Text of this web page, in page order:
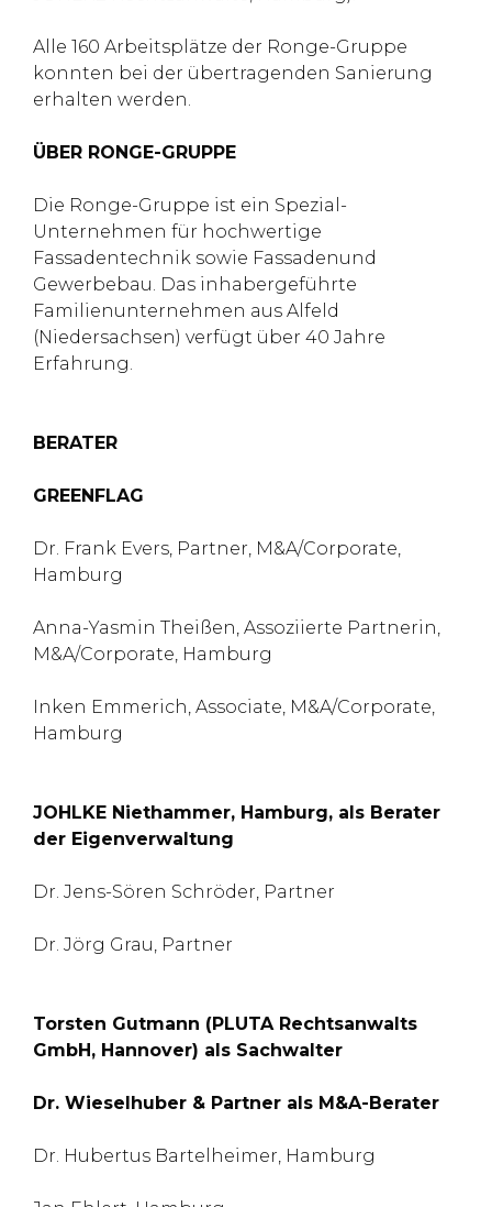
Alle 160 Arbeitsplätze der Ronge-Gruppe
konnten bei der übertragenden Sanierung
erhalten werden.
ÜBER RONGE-GRUPPE
Die Ronge-Gruppe ist ein Spezial-
Unternehmen für hochwertige
Fassadentechnik sowie Fassadenund
Gewerbebau. Das inhabergeführte
Familienunternehmen aus Alfeld
(Niedersachsen) verfügt über 40 Jahre
Erfahrung.
BERATER
GREENFLAG
Dr. Frank Evers, Partner, M&A/Corporate,
Hamburg
Anna-Yasmin Theißen, Assoziierte Partnerin,
M&A/Corporate, Hamburg
Inken Emmerich, Associate, M&A/Corporate,
Hamburg
JOHLKE Niethammer, Hamburg, als Berater
der Eigenverwaltung
Dr. Jens-Sören Schröder, Partner
Dr. Jörg Grau, Partner
Torsten Gutmann (PLUTA Rechtsanwalts
GmbH, Hannover) als Sachwalter
Dr. Wieselhuber & Partner als M&A-Berater
Dr. Hubertus Bartelheimer, Hamburg